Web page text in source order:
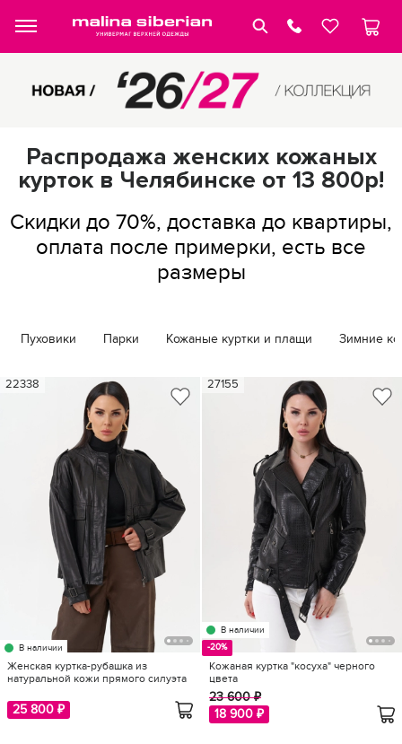
Распродажа женских кожаных
курток в Челябинске от 13 800р!
Скидки до 70%, доставка до квартиры,
оплата после примерки, есть все
размеры
Пуховики Парки Кожаные куртки и плащи Зимние
В наличии
22338
Женская куртка-рубашка из
натуральной кожи прямого силуэта
25 800 ₽
В наличии
-20%
27155
Кожаная куртка "косуха" черного
цвета
23 600 ₽
18 900 ₽